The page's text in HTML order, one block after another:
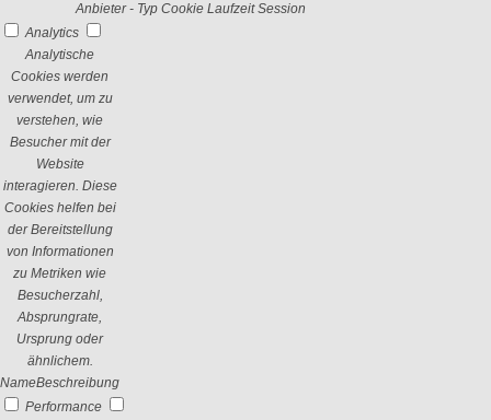
Anbieter - Typ Cookie Laufzeit Session
Analytics
Analytische
Cookies werden
verwendet, um zu
verstehen, wie
Besucher mit der
Website
interagieren. Diese
Cookies helfen bei
der Bereitstellung
von Informationen
zu Metriken wie
Besucherzahl,
Absprungrate,
Ursprung oder
ähnlichem.
NameBeschreibung
Performance